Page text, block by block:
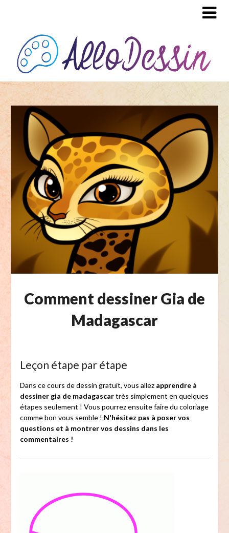
Comment dessiner Gia de
Madagascar
Leçon étape par étape
Dans ce cours de dessin gratuit, vous allez apprendre à
dessiner gia de madagascartrès simplement en quelques
étapes seulement ! Vous pourrez ensuite faire du coloriage
comme bon vous semble ! N'hésitez pas à poser vos
questions et à montrer vos dessins dans les
commentaires !